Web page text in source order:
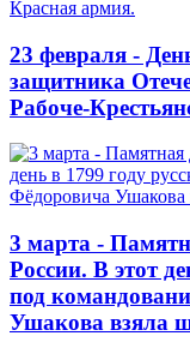
23 февраля -
защитника
Рабоче-
3 марта -
России. В этот
под
Ушакова взяла